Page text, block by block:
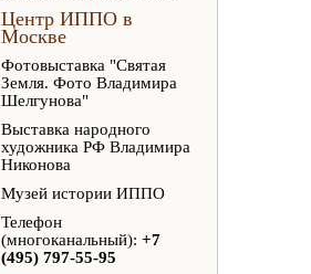
Центр ИППО в
Москве
Фотовыставка "Святая
Земля. Фото Владимира
Шелгунова"
Выставка народного
художника РФ Владимира
Никонова
Музей истории ИППО
Телефон
(многоканальный): +7
(495) 797-55-95